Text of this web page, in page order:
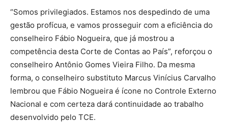
“Somos privilegiados. Estamos nos despedindo de uma
gestão profícua, e vamos prosseguir com a eficiência do
conselheiro Fábio Nogueira, que já mostrou a
competência desta Corte de Contas ao País”, reforçou o
conselheiro Antônio Gomes Vieira Filho. Da mesma
forma, o conselheiro substituto Marcus Vinícius Carvalho
lembrou que Fábio Nogueira é ícone no Controle Externo
Nacional e com certeza dará continuidade ao trabalho
desenvolvido pelo TCE.